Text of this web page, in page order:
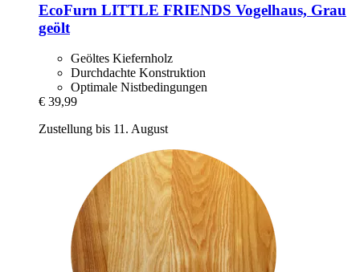
EcoFurn LITTLE FRIENDS Vogelhaus, Grau
geölt
Geöltes Kiefernholz
Durchdachte Konstruktion
Optimale Nistbedingungen
€ 39,99
Zustellung bis 11. August